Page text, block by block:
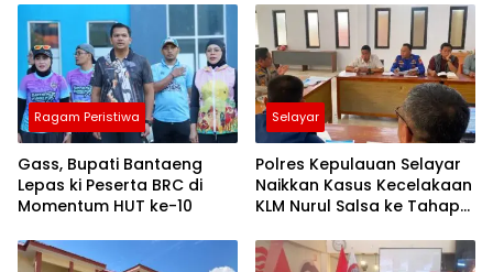
Keselamatan
Ragam Peristiwa
Gass, Bupati Bantaeng
Lepas ki Peserta BRC di
Momentum HUT ke-10
Selayar
Polres Kepulauan Selayar
Naikkan Kasus Kecelakaan
KLM Nurul Salsa ke Tahap